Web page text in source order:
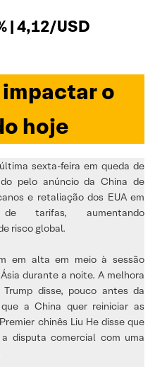
| 4,12/USD
o
hoje
sexta-feira em queda de
pelo anúncio da China de
e retaliação dos EUA em
tarifas, aumentando
risco global.
em alta em meio à sessão
durante a noite. A melhora
disse, pouco antes da
a China quer reiniciar as
chinês Liu He disse que
disputa comercial com uma